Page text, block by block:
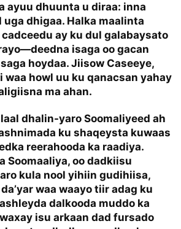
ayuu dhuunta u diraa: inna
dhigaa. Halka maalinta
ay ku dul galabaysato
isaga oo gacan
hoydaa. Jiisow Caseeye,
waa howl uu ku qanacsan yahay
ma ahan.
dhalin-yaro Soomaliyeed ah
ku shaqeysta kuwaas
reerahooda ka raadiya.
Soomaaliya, oo dadkiisu
kula nool yihiin gudihiisa,
waa waayo tiir adag ku
dalkooda muddo ka
isu arkaan dad fursado